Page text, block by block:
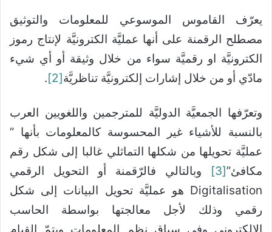
يعرّف القاموس الموسوعي للمعلومات والتوثيق
مصطلح الرقمنة على أنها عمليَّة الكترونيَّة لإنتاج رموز
الكترونيَّة او رقميَّة سواء من خلال وثيقة أو أي شيء
مادّي أو من خلال إشارات إلكترونيَّة تناظريَّة[2]
.
وتعرّفها الجمعيَّة الدوليَّة للمترجمين واللغويين العرب
بالنسبة للأشياء غير المحسوسة كالمعلومات بأنها ”
عمليَّة تحويلها من شكلها التماثلي غالبا إلى شكل رقم
مكافئ”[3]
وبالتالي فالرّقمنة أو التحويل الرقمي
Digitalisation هو عمليَّة تحويل البيانات إلى شكل
رقمي وذلك لأجل معالجتها بواسطة الحاسب